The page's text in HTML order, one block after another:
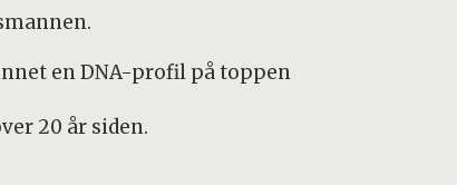
en DNA-profil på toppen
20 år siden.